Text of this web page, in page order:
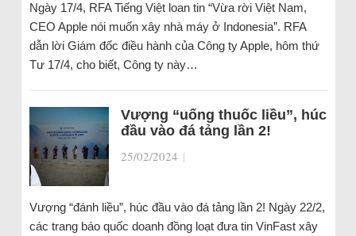
Ngày 17/4, RFA Tiếng Việt loan tin “Vừa rời Việt Nam,
CEO Apple nói muốn xây nhà máy ở Indonesia”. RFA
dẫn lời Giám đốc điều hành của Công ty Apple, hôm thứ
Tư 17/4, cho biết, Công ty này…
Vượng “uống thuốc liều”, húc
đầu vào đá tảng lần 2!
25/02/2024 |
Vượng “đánh liều”, húc đầu vào đá tảng lần 2! Ngày 22/2,
các trang báo quốc doanh đồng loạt đưa tin VinFast xây